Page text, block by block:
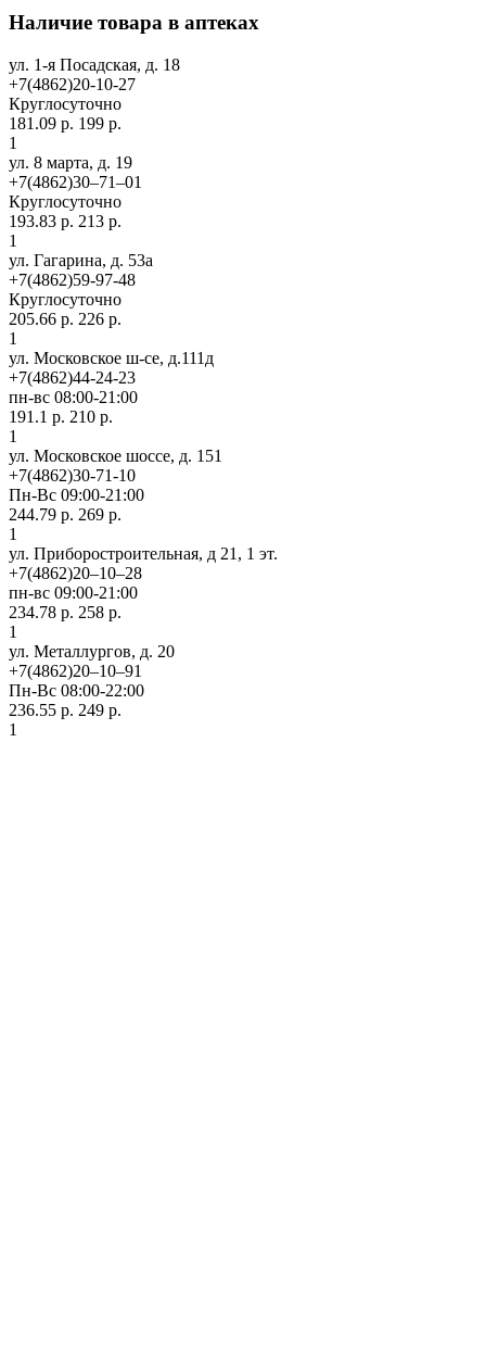
Наличие товара в аптеках
ул. 1-я Посадская, д. 18
+7(4862)20-10-27
Круглосуточно
181.09 р. 199 р.
1
ул. 8 марта, д. 19
+7(4862)30‒71‒01
Круглосуточно
193.83 р. 213 р.
1
ул. Гагарина, д. 53а
+7(4862)59-97-48
Круглосуточно
205.66 р. 226 р.
1
ул. Московское ш-се, д.111д
+7(4862)44-24-23
пн-вс 08:00-21:00
191.1 р. 210 р.
1
ул. Московское шоссе, д. 151
+7(4862)30-71-10
Пн-Вс 09:00-21:00
244.79 р. 269 р.
1
ул. Приборостроительная, д 21, 1 эт.
+7(4862)20‒10‒28
пн-вс 09:00-21:00
234.78 р. 258 р.
1
ул. ​Металлургов, д. 20
+7(4862)20‒10‒91
Пн-Вс 08:00-22:00
236.55 р. 249 р.
1